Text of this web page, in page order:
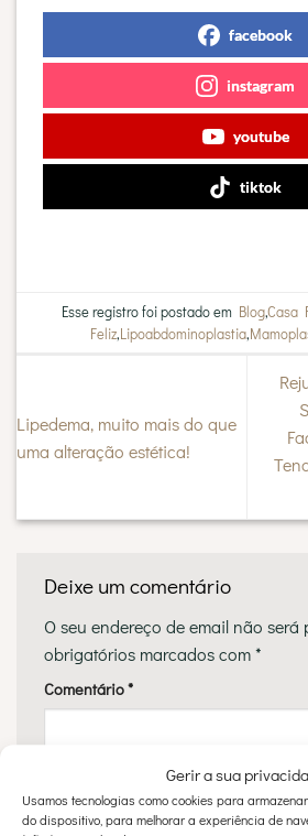
Gerir a sua
Usamos tecnologias como cookies para
do dispositivo, para melhorar a experiência de
facebook
instagram
youtube
tiktok
Esse registro foi postado em Blog,Casa
Feliz,Lipoabdominoplastia,
Lipedema, muito mais do que
uma alteração estética!
Deixe um comentário
O seu endereço de email não será
obrigatórios marcados com*
Comentário*